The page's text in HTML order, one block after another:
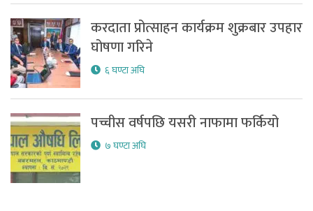
करदाता प्रोत्साहन कार्यक्रम शुक्रबार उपहार
घोषणा गरिने
६ घण्टा अघि
पच्चीस वर्षपछि यसरी नाफामा फर्कियो
७ घण्टा अघि